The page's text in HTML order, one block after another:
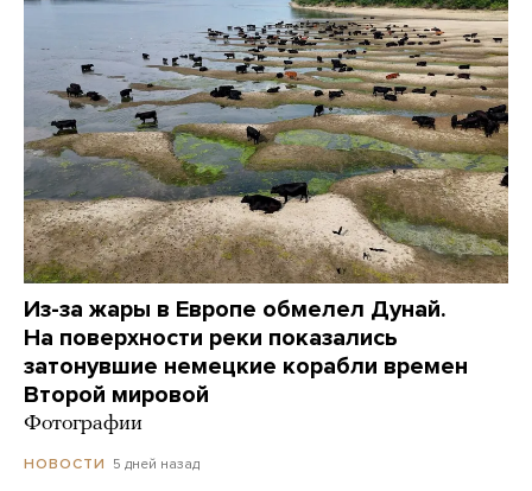
Из-за жары в Европе обмелел Дунай.
На поверхности реки показались
затонувшие немецкие корабли времен
Второй мировой
Фотографии
НОВОСТИ 5 дней назад